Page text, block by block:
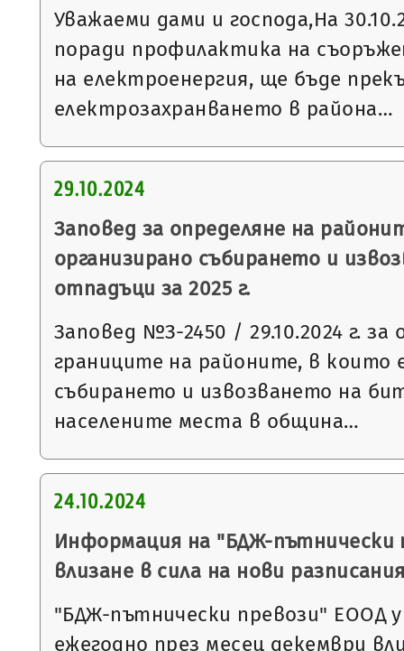
Уважаеми дами и господа,На
поради профилактика на
на електроенергия, ще бъде
електрозахранването в района…
29.10.2024
Заповед за определяне на
организирано събирането и
отпадъци за 2025 г.
Заповед №З-2450 / 29.10.2024 г. за
границите на районите, в които
събирането и извозването на
населените места в община…
24.10.2024
Информация на "БДЖ-пътнически
влизане в сила на нови
"БДЖ-пътнически превози" ЕООД
ежегодно през месец декември